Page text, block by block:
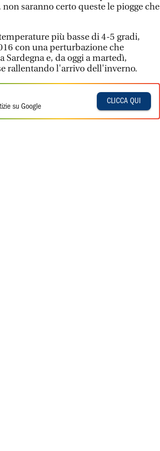
saranno certo queste le piogge che
più basse di 4-5 gradi,
con una perturbazione che
e, da oggi a martedì,
rallentando l'arrivo dell'inverno.
su Google
CLICCA QUI